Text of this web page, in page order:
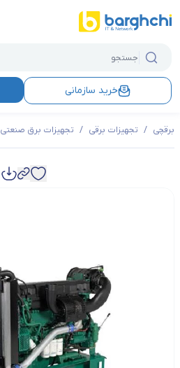
خرید سازمانی
برقچی / تجهیزات برقی / تجهیزات برق صنعتی